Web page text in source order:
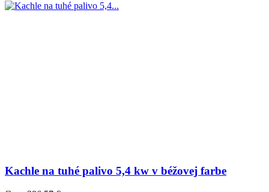
Kachle na tuhé palivo 5,4 kw v béžovej farbe